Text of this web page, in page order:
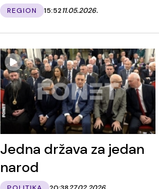
REGION 15:5211.05.2026.
Jedna država za jedan
narod